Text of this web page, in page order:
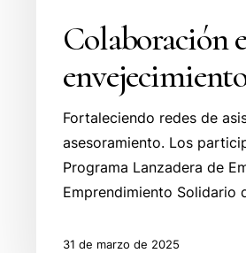
Colaboración
Fortaleciendo redes de
asesoramiento. Los
Programa Lanzadera de
Emprendimiento Solidario
31 de marzo de 2025